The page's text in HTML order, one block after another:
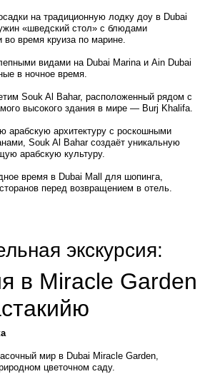
на традиционную лодку доу в Dubai
«шведский стол» с блюдами
время круиза по марине.
видами на Dubai Marina и Ain Dubai
в ночное время.
Souk Al Bahar, расположенный рядом с
высокого здания в мире — Burj Khalifa.
арабскую архитектуру с роскошными
Souk Al Bahar создаёт уникальную
арабскую культуру.
время в Dubai Mall для шопинга,
перед возвращением в отель.
экскурсия:
в Miracle Garden
мир в Dubai Miracle Garden,
цветочном саду.